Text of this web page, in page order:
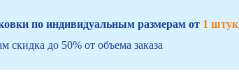
по индивидуальным размерам от 1
скидка до 50% от объема заказа